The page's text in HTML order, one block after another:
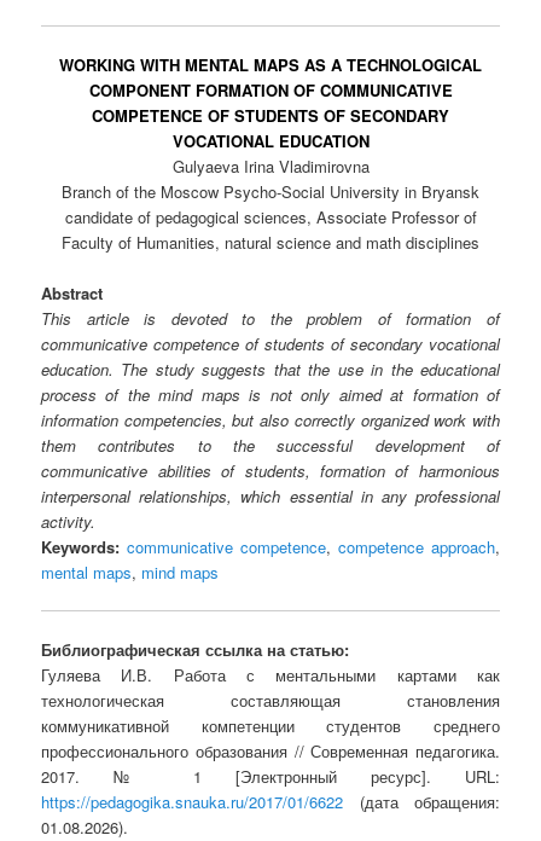
WORKING WITH MENTAL MAPS AS A TECHNOLOGICAL
COMPONENT FORMATION OF COMMUNICATIVE
COMPETENCE OF STUDENTS OF SECONDARY
VOCATIONAL EDUCATION
Gulyaeva Irina Vladimirovna
Branch of the Moscow Psycho-Social University in Bryansk
candidate of pedagogical sciences, Associate Professor of
Faculty of Humanities, natural science and math disciplines
Abstract
This article is devoted to the problem of formation of
communicative competence of students of secondary vocational
education. The study suggests that the use in the educational
process of the mind maps is not only aimed at formation of
information competencies, but also correctly organized work with
them contributes to the successful development of
communicative abilities of students, formation of harmonious
interpersonal relationships, which essential in any professional
activity.
Keywords: communicative competence, competence approach,
mental maps, mind maps
Библиографическая ссылка на статью:
Гуляева И.В. Работа с ментальными картами как
технологическая составляющая становления
коммуникативной компетенции студентов среднего
профессионального образования // Современная педагогика.
2017. № 1 [Электронный ресурс]. URL:
https://pedagogika.snauka.ru/2017/01/6622 (дата обращения:
01.08.2026).